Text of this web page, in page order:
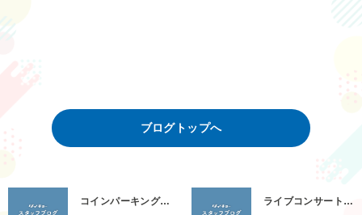
ブログトップへ
コインパーキング…
ライブコンサート…